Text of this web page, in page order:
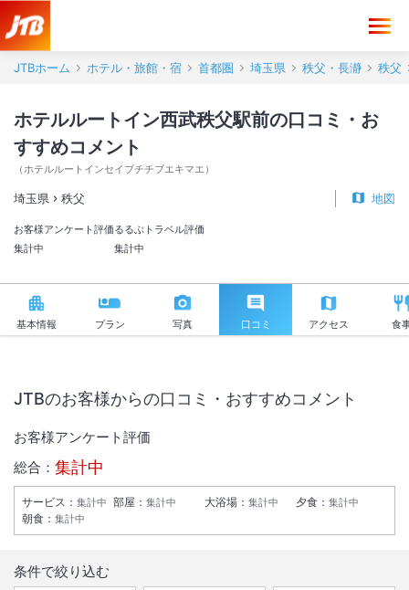
JTBホーム ホテル・旅館・宿 首都圏 埼玉県 秩父・長瀞 秩父
ホテルルートイン西武秩父駅前の口コミ・お
すすめコメント
（ホテルルートインセイブチチブエキマエ ）
埼玉県 秩父 地図
お客様アンケート評価
集計中
るるぶトラベル評価
集計中
基本情報 プラン 写真 口コミ アクセス 食
JTBのお客様からの口コミ・おすすめコメント
お客様アンケート評価
総合： 集計中
サービス ： 集計中 部屋 ： 集計中 大浴場 ： 集計中 夕食 ： 集計中
朝食 ： 集計中
条件で絞り込む